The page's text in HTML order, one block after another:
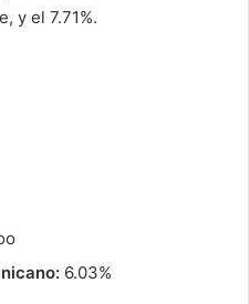
y el 7.71%.
6.03%